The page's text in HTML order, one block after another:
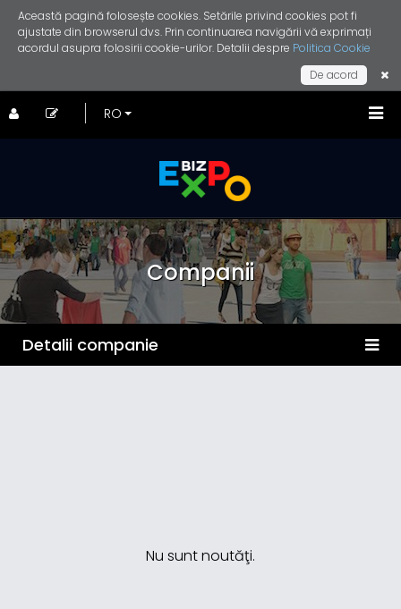
Această pagină folosește cookies. Setările privind cookies pot fi
ajustate din browserul dvs. Prin continuarea navigării vă exprimați
acordul asupra folosirii cookie-urilor. Detalii despre Politica Cookie
De acord
Companii
Detalii companie
Nu sunt noutăţi.